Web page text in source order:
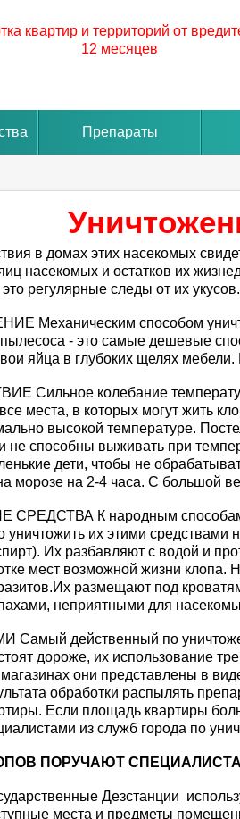
квартир и территорий от
12 месяцев
Препараты
в домах этих насекомых
насекомых и остатков их
регулярные следы от их укусов.
способом
- это самые дешевые
яйца в глубоких щелях
колебание температур
места, в которых могут жить
высокой температуре.
не способны выживать при
дети, чтобы не
морозе на 2-4 часа. С большой
К народным способам
уничтожить их этими
Их разбавляют с водой и
мест возможной жизни
размещают под
неприятными для
действенный по
дороже, их использование
они представлены в
обработки распылять
Если площадь квартиры
из служб города по
ПОРУЧАЮТ
Дезстанции
места и предметы